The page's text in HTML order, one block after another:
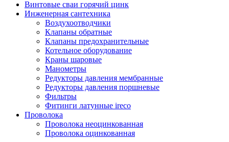
Винтовые сваи горячий цинк
Инженерная сантехника
Воздухоотводчики
Клапаны обратные
Клапаны предохранительные
Котельное оборудование
Краны шаровые
Манометры
Редукторы давления мембранные
Редукторы давления поршневые
Фильтры
Фитинги латунные ireco
Проволока
Проволока неоцинкованная
Проволока оцинкованная